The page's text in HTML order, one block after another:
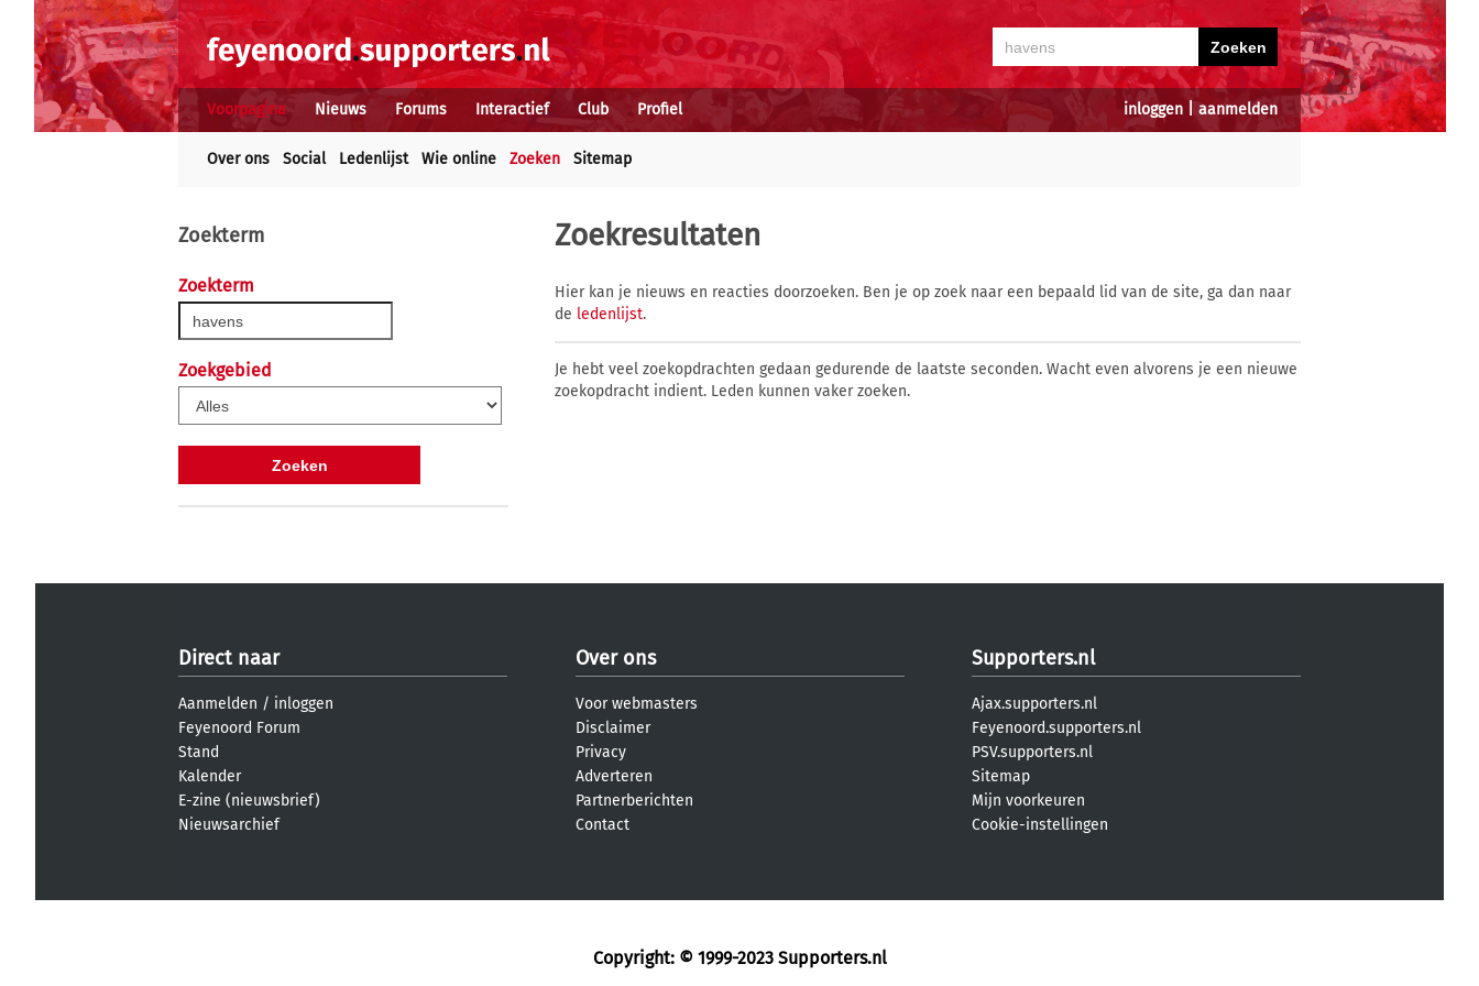
inloggen aanmelden
Voorpagina Nieuws Forums Interactief Club Profiel
Over ons Social Ledenlijst Wie online Zoeken Sitemap
Zoekterm
Zoekterm
Zoekgebied
Zoekresultaten
Hier kan je nieuws en reacties doorzoeken. Ben je op zoek naar een bepaald lid van de site, ga dan naar
de ledenlijst.
Je hebt veel zoekopdrachten gedaan gedurende de laatste seconden. Wacht even alvorens je een nieuwe
zoekopdracht indient. Leden kunnen vaker zoeken.
Direct naar
Aanmelden / inloggen
Feyenoord Forum
Stand
Kalender
E-zine (nieuwsbrief)
Nieuwsarchief
Over ons
Voor webmasters
Disclaimer
Privacy
Adverteren
Partnerberichten
Contact
Supporters.nl
Ajax.supporters.nl
Feyenoord.supporters.nl
PSV.supporters.nl
Sitemap
Mijn voorkeuren
Cookie-instellingen
Copyright: © 1999-2023 Supporters.nl